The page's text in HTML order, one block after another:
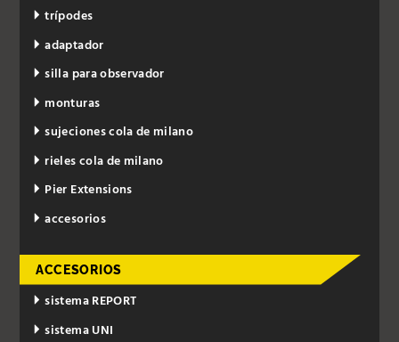
trípodes
adaptador
silla para observador
monturas
sujeciones cola de milano
rieles cola de milano
Pier Extensions
accesorios
ACCESORIOS
sistema REPORT
sistema UNI